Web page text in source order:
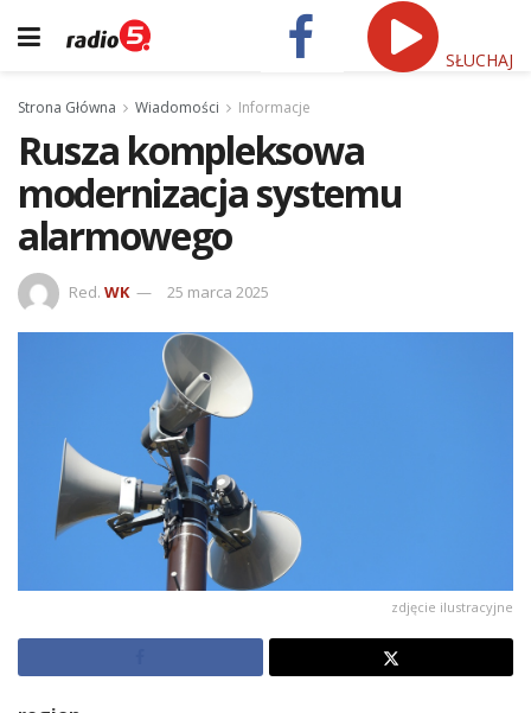
SŁUCHAJ
Strona Główna Wiadomości Informacje
Rusza kompleksowa
modernizacja systemu
alarmowego
Red. WK 25 marca 2025
zdjęcie ilustracyjne